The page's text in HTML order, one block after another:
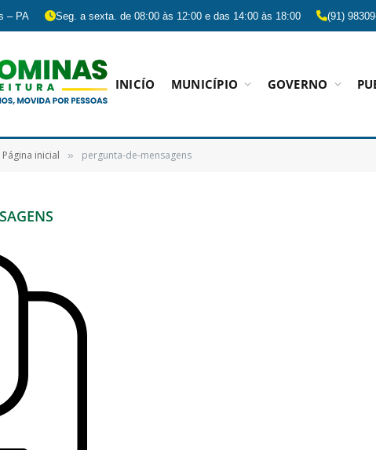
– PA Seg. a sexta. de 08:00 às 12:00 e das 14:00 às 18:00 (91)
INICÍO MUNICÍPIO GOVERNO
Página inicial » pergunta-de-mensagens